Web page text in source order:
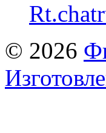
© 2026